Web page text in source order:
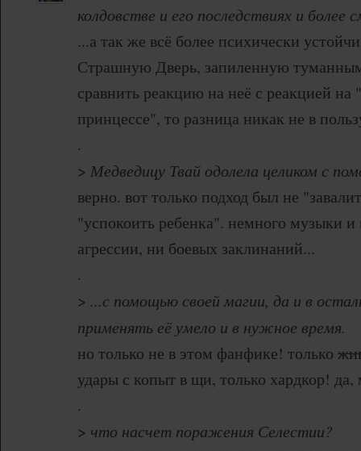
колдовстве и его последствиях и более
...а так же всё более психически
Страшную Дверь, запиленную
сравнить реакцию на неё с реакцией
принцессе", то разница никак не в
.
> Медведицу Твай одолела целиком с
верно. вот только подход был не
"успокоить ребенка". немного музыки
агрессии, ни боевых заклинаний...
.
> ...с помощью своей магии, да и в
применять её умело и в нужное время.
но только не в этом фанфике! только
удары с копыт в щи, только хардкор!
.
> что насчет поражения Селестии?